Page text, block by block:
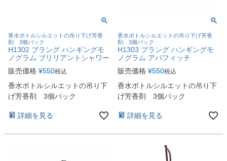
香水ボトルシルエットの吊り下げ芳香
剤 3個パック
H1302 ブラング ハンギングモ
ノグラム ブリリアントシャワー
販売価格 ¥550税込
香水ボトルシルエットの吊り下
げ芳香剤 3個パック
詳細を見る
香水ボトルシルエットの吊り下げ芳香
剤 3個パック
H1303 ブラング ハンギングモ
ノグラム アバフィッチ
販売価格 ¥550税込
香水ボトルシルエットの吊り下
げ芳香剤 3個パック
詳細を見る